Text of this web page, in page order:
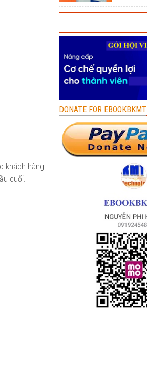
khách hàng.
cuối.
DONATE FOR EBOOKBKMT